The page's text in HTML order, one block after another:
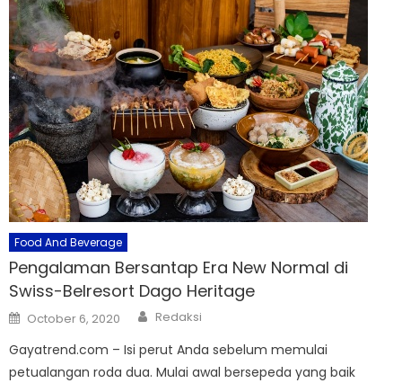
Food And Beverage
Pengalaman Bersantap Era New Normal di
Swiss-Belresort Dago Heritage
Posted
on
October 6, 2020 Author
Redaksi
Gayatrend.com – Isi perut Anda sebelum memulai
petualangan roda dua. Mulai awal bersepeda yang baik